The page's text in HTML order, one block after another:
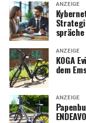
ANZEIGE
ANZEIGE
KOGA
dem
ANZEIGE